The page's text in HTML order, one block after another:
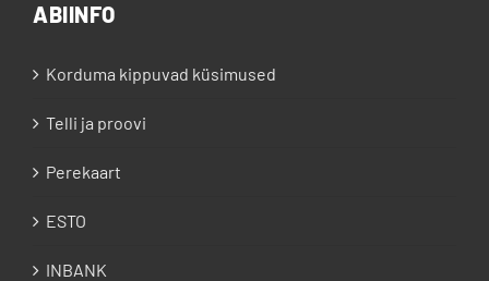
ABIINFO
Korduma kippuvad küsimused
Telli ja proovi
Perekaart
ESTO
INBANK